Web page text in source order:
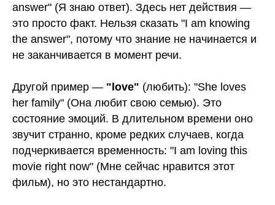
answer" (Я знаю ответ). Здесь нет действия —
это просто факт. Нельзя сказать "I am knowing
the answer", потому что знание не начинается и
не заканчивается в момент речи.
Другой пример — "love" (любить): "She loves
her family" (Она любит свою семью). Это
состояние эмоций. В длительном времени оно
звучит странно, кроме редких случаев, когда
подчеркивается временность: "I am loving this
movie right now" (Мне сейчас нравится этот
фильм), но это нестандартно.
История История
Обществознание
Литература
Русский язык Английский язык
Русский язык
Математика
ОГЭ
ЕГЭ